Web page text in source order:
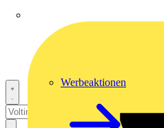
Werbeaktionen